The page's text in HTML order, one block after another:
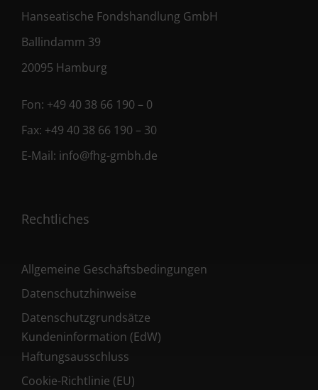
Hanseatische Fondshandlung GmbH
Ballindamm 39
20095 Hamburg
Fon: +49 40 38 66 190 – 0
Fax: +49 40 38 66 190 – 30
E-Mail: info@fhg-gmbh.de
Rechtliches
Allgemeine Geschäftsbedingungen
Datenschutzhinweise
Datenschutzgrundsätze
Kundeninformation (EdW)
Haftungsausschluss
Cookie-Richtlinie (EU)